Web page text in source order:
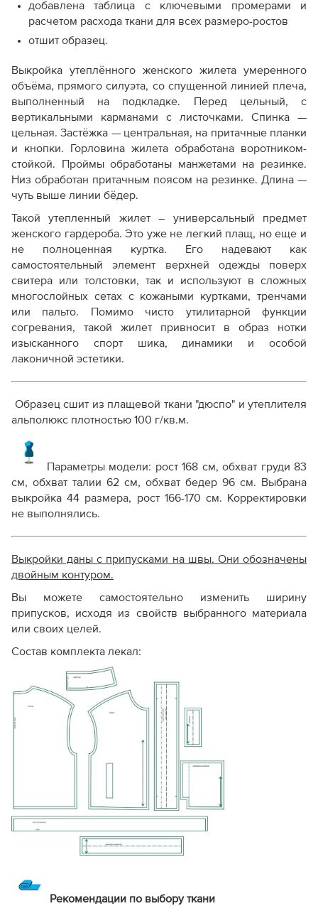
добавлена таблица с ключевыми промерами и
расчетом расхода ткани для всех размеро-ростов
отшит образец.
Выкройка утеплённого женского жилета умеренного
объёма, прямого силуэта, со спущенной линией плеча,
выполненный на подкладке. Перед цельный, с
вертикальными карманами с листочками. Спинка —
цельная. Застёжка — центральная, на притачные планки
и кнопки. Горловина жилета обработана воротником-
стойкой. Проймы обработаны манжетами на резинке.
Низ обработан притачным поясом на резинке. Длина —
чуть выше линии бёдер.
Такой утепленный жилет – универсальный предмет
женского гардероба. Это уже не легкий плащ, но еще и
не полноценная куртка. Его надевают как
самостоятельный элемент верхней одежды поверх
свитера или толстовки, так и используют в сложных
многослойных сетах с кожаными куртками, тренчами
или пальто. Помимо чисто утилитарной функции
согревания, такой жилет привносит в образ нотки
изысканного спорт шика, динамики и особой
лаконичной эстетики.
Образец сшит из плащевой ткани "дюспо" и утеплителя
альполюкс плотностью 100 г/кв.м.
Параметры модели: рост 168 см, обхват груди 83
см, обхват талии 62 см, обхват бедер 96 см. Выбрана
выкройка 44 размера, рост 166-170 см. Корректировки
не выполнялись.
Выкройки даны с припусками на швы. Они обозначены
двойным контуром.
Вы можете самостоятельно изменить ширину
припусков, исходя из свойств выбранного материала
или своих целей.
Состав комплекта лекал:
Рекомендации по выбору ткани